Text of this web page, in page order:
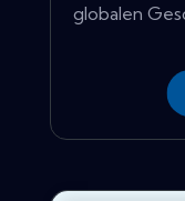
globalen